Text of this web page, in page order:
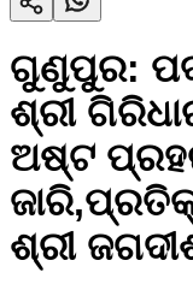
ଗୁଣୁପୁର:
ଶ୍ରୀ
ଅଷ୍ଟ
ଶ୍ରୀ